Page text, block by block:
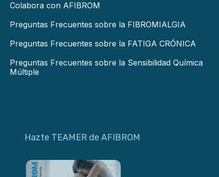
Colabora con AFIBROM
Preguntas Frecuentes sobre la FIBROMIALGIA
Preguntas Frecuentes sobre la FATIGA CRÓNICA
Preguntas Frecuentes sobre la Sensibilidad Química
Múltiple
Hazte TEAMER de AFIBROM